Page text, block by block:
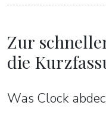
Zur
die
Was Clock